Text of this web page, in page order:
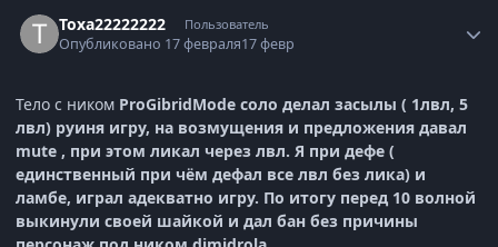
Toxa22222222 Пользователь
Опубликовано 17 февраля17 февр
Тело с ником ProGibridMode соло делал засылы ( 1лвл, 5
лвл) руиня игру, на возмущения и предложения давал
mute , при этом ликал через лвл. Я при дефе (
единственный при чём дефал все лвл без лика) и
ламбе, играл адекватно игру. По итогу перед 10 волной
выкинули своей шайкой и дал бан без причины